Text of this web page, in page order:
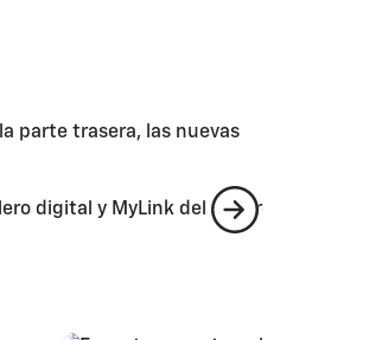
parte trasera, las nuevas